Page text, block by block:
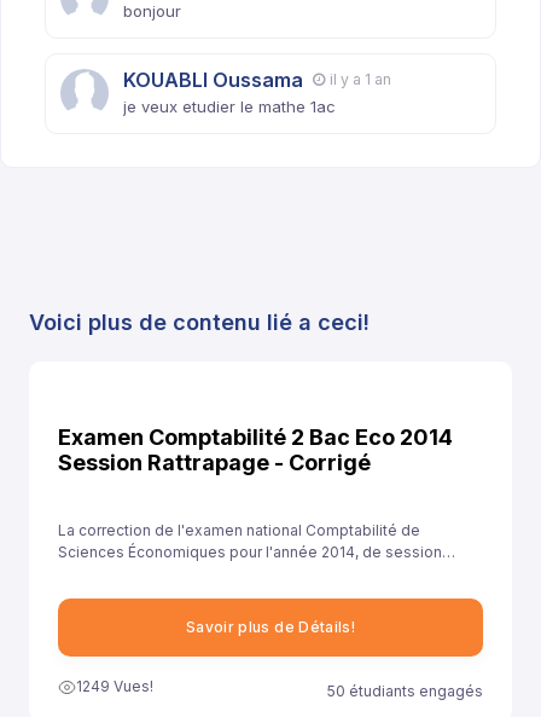
bonjour
KOUABLI Oussama il y a 1 an
je veux etudier le mathe 1ac
Voici plus de contenu lié a ceci!
Examen Comptabilité 2 Bac Eco 2014
Session Rattrapage - Corrigé
La correction de l'examen national Comptabilité de
Sciences Économiques pour l'année 2014, de session
comprendre leurs erreurs et à améliorer leurs
Savoir plus de Détails!
1249 Vues! 50 étudiants engagés